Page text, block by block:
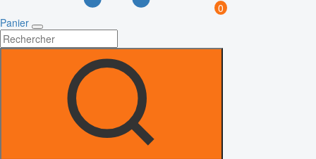
0
Panier